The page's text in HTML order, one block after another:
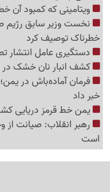
ویتامینی که کمبود آن
نخست وزیر سابق رژیم
خطرناک توصیف کرد
دستگیری عامل انتشار
کشف انبار نان خشک در
فرمان آماده‌باش در
خبر داد
یمن خط قرمز دریایی
رهبر انقلاب: صیانت از
است